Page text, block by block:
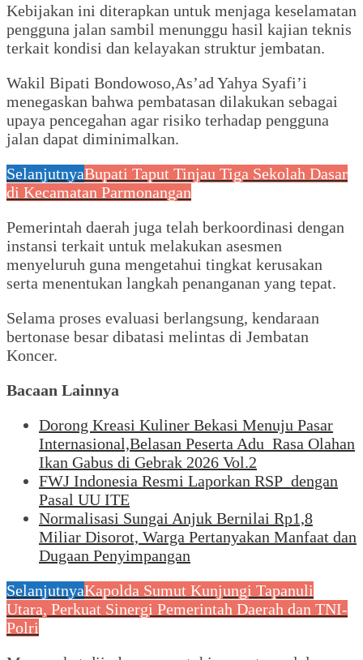
Kebijakan ini diterapkan untuk menjaga keselamatan
pengguna jalan sambil menunggu hasil kajian teknis
terkait kondisi dan kelayakan struktur jembatan.
Wakil Bipati Bondowoso,As’ad Yahya Syafi’i
menegaskan bahwa pembatasan dilakukan sebagai
upaya pencegahan agar risiko terhadap pengguna
jalan dapat diminimalkan.
SelanjutnyaBupati Taput Tinjau Tiga Sekolah Dasar
di Kecamatan Parmonangan
Pemerintah daerah juga telah berkoordinasi dengan
instansi terkait untuk melakukan asesmen
menyeluruh guna mengetahui tingkat kerusakan
serta menentukan langkah penanganan yang tepat.
Selama proses evaluasi berlangsung, kendaraan
bertonase besar dibatasi melintas di Jembatan
Koncer.
Bacaan Lainnya
Dorong Kreasi Kuliner Bekasi Menuju Pasar
Internasional,Belasan Peserta Adu Rasa Olahan
Ikan Gabus di Gebrak 2026 Vol.2
FWJ Indonesia Resmi Laporkan RSP dengan
Pasal UU ITE
Normalisasi Sungai Anjuk Bernilai Rp1,8
Miliar Disorot, Warga Pertanyakan Manfaat dan
Dugaan Penyimpangan
SelanjutnyaKapolda Sumut Kunjungi Tapanuli
Utara, Perkuat Sinergi Pemerintah Daerah dan TNI-
Polri